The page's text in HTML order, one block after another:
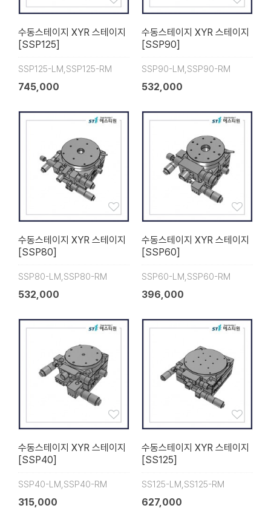
수동스테이지 XYR 스테이지
[SSP125]
SSP125-LM,SSP125-RM
745,000
수동스테이지 XYR 스테이지
[SSP90]
SSP90-LM,SSP90-RM
532,000
수동스테이지 XYR 스테이지
[SSP80]
SSP80-LM,SSP80-RM
532,000
수동스테이지 XYR 스테이지
[SSP60]
SSP60-LM,SSP60-RM
396,000
수동스테이지 XYR 스테이지
[SSP40]
SSP40-LM,SSP40-RM
315,000
수동스테이지 XYR 스테이지
[SS125]
SS125-LM,SS125-RM
627,000